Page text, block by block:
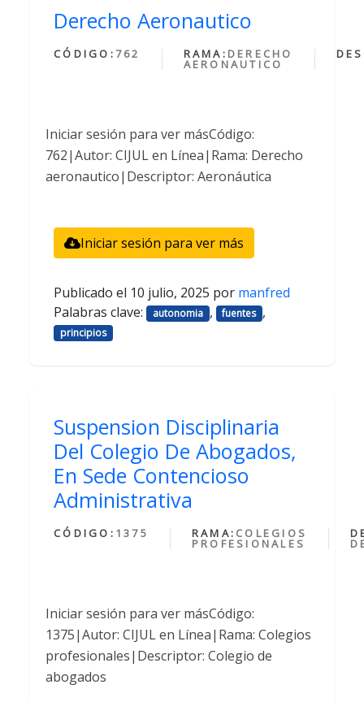
Derecho Aeronautico
CÓDIGO: 762 RAMA: DERECHO
AERONAUTICO
Iniciar sesión para ver másCódigo:
762|Autor: CIJUL en Línea|Rama: Derecho
aeronautico|Descriptor: Aeronáutica
Iniciar sesión para ver más
Publicado el 10 julio, 2025 por manfred
Palabras clave:
autonomia , fuentes ,
principios
Suspension Disciplinaria
Del Colegio De Abogados,
En Sede Contencioso
Administrativa
CÓDIGO: 1375 RAMA: COLEGIOS
PROFESIONALES
Iniciar sesión para ver másCódigo:
1375|Autor: CIJUL en Línea|Rama: Colegios
profesionales|Descriptor: Colegio de
abogados